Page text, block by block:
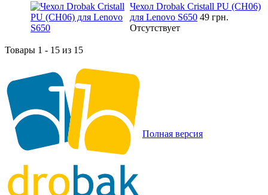
Чехол Drobak Cristall PU (CH06)
для Lenovo S650 49 грн.
Отсутствует
Товары 1 - 15 из 15
Полная версия